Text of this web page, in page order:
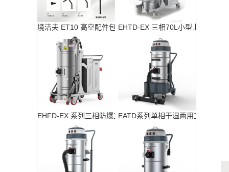
境洁夫 ET10 高空配件包 EHTD-EX 三相70L小型上下桶防
EHFD-EX 系列三相防爆工业吸尘器EATD系列单相干湿两用工业吸尘